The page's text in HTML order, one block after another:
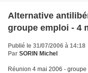
Alternative
groupe emploi - 4
Publié le 31/07/2006 à 14:18
Par SORIN Michel
Réunion 4 mai 2006 -